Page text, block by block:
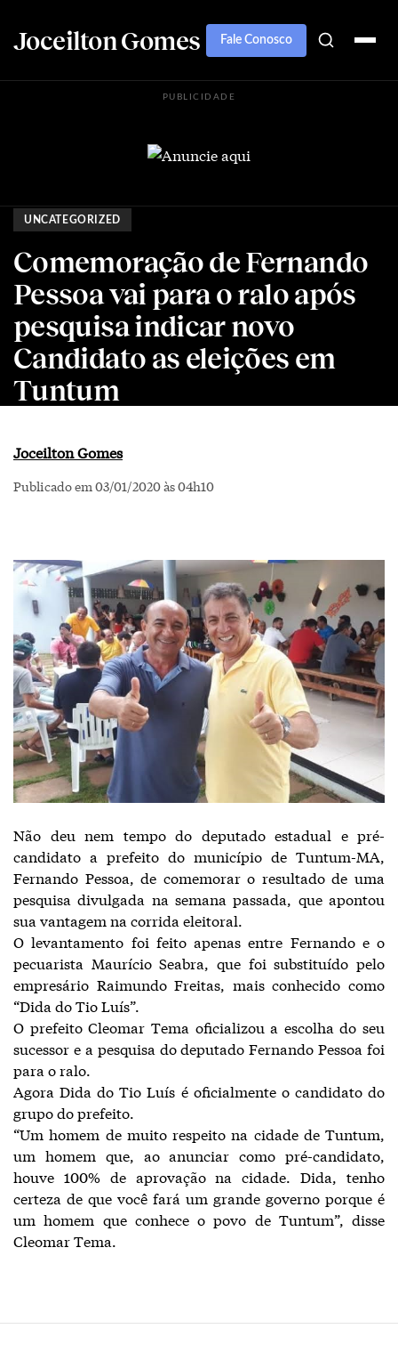
Joceilton Gomes Fale Conosco
PUBLICIDADE
UNCATEGORIZED
Comemoração de Fernando
Pessoa vai para o ralo após
pesquisa indicar novo
Candidato as eleições em
Tuntum
Joceilton Gomes
Publicado em 03/01/2020 às 04h10
Não deu nem tempo do deputado estadual e pré-
candidato a prefeito do município de Tuntum-MA,
Fernando Pessoa, de comemorar o resultado de uma
pesquisa divulgada na semana passada, que apontou
sua vantagem na corrida eleitoral.
O levantamento foi feito apenas entre Fernando e o
pecuarista Maurício Seabra, que foi substituído pelo
empresário Raimundo Freitas, mais conhecido como
“Dida do Tio Luís”.
O prefeito Cleomar Tema oficializou a escolha do seu
sucessor e a pesquisa do deputado Fernando Pessoa foi
para o ralo.
Agora Dida do Tio Luís é oficialmente o candidato do
grupo do prefeito.
“Um homem de muito respeito na cidade de Tuntum,
um homem que, ao anunciar como pré-candidato,
houve 100% de aprovação na cidade. Dida, tenho
certeza de que você fará um grande governo porque é
um homem que conhece o povo de Tuntum”, disse
Cleomar Tema.